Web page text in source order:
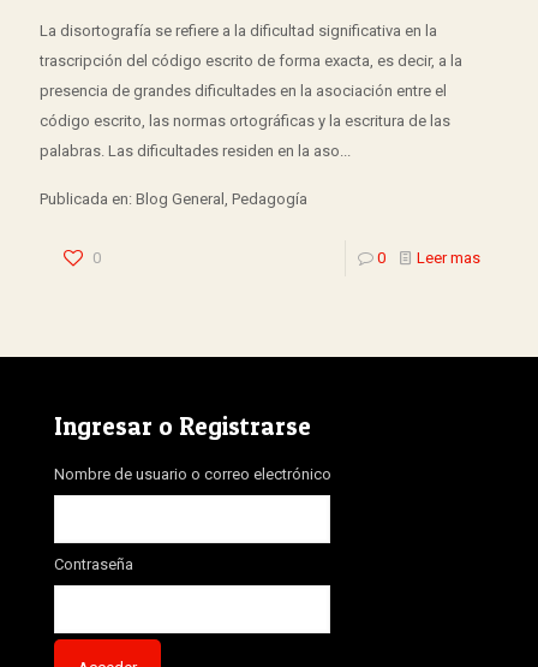
La disortografía se refiere a la dificultad significativa en la
trascripción del código escrito de forma exacta, es decir, a la
presencia de grandes dificultades en la asociación entre el
código escrito, las normas ortográficas y la escritura de las
palabras. Las dificultades residen en la aso...
Publicada en: Blog General, Pedagogía
0 0 Leer mas
Ingresar o Registrarse
Nombre de usuario o correo electrónico
Contraseña